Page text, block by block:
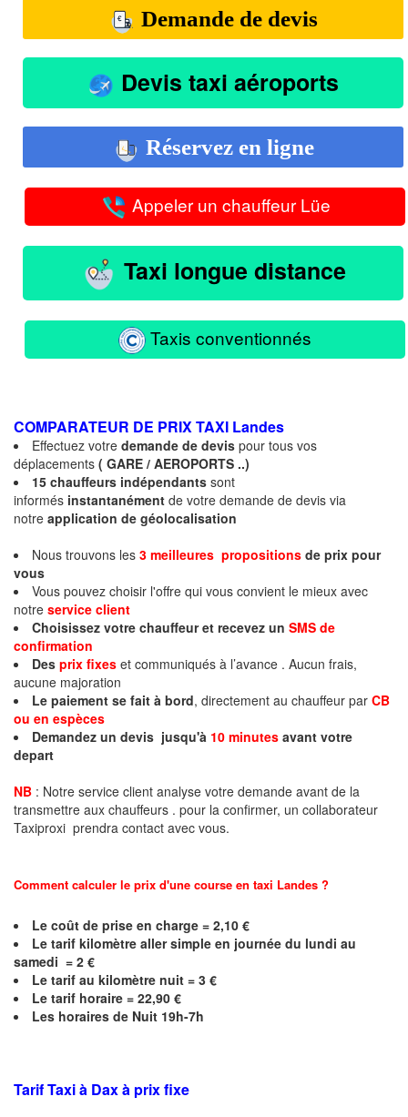
Demande de devis
Devis taxi aéroports
Réservez en ligne
Appeler un chauffeur Lüe
Taxi longue distance
Taxis conventionnés
COMPARATEUR DE PRIX TAXI Landes
Effectuez votre demande de devis pour tous vos
déplacements ( GARE / AEROPORTS ..)
15 chauffeurs indépendants sont
informés instantanément de votre demande de devis via
notre application de géolocalisation
Nous trouvons les 3 meilleures propositions de prix pour
vous
Vous pouvez choisir l'offre qui vous convient le mieux avec
notre service client
Choisissez votre chauffeur et recevez un SMS de
confirmation
Des prix fixes et communiqués à l’avance . Aucun frais,
aucune majoration
Le paiement se fait à bord, directement au chauffeur par CB
ou en espèces
Demandez un devis jusqu'à 10 minutes avant votre
depart
NB : Notre service client analyse votre demande avant de la
transmettre aux chauffeurs . pour la confirmer, un collaborateur
Taxiproxi prendra contact avec vous.
Comment calculer le prix d'une course en taxi Landes ?
Le coût de prise en charge = 2,10 €
Le tarif kilomètre aller simple en journée du lundi au
samedi = 2 €
Le tarif au kilomètre nuit = 3 €
Le tarif horaire = 22,90 €
Les horaires de Nuit 19h-7h
Tarif Taxi à Dax à prix fixe